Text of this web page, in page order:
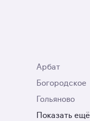
Арбат
Богородское
Гольяново
Показать ещё